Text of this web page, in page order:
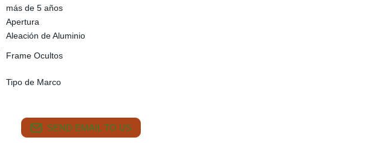
más de 5 años
Apertura
Aleación de Aluminio
Frame Ocultos
Tipo de Marco
SEND EMAIL TO US